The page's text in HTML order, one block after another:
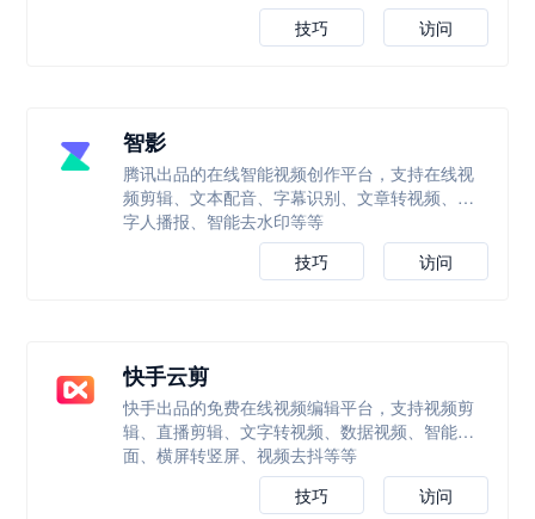
访问
技巧
智影
腾讯出品的在线智能视频创作平台，支持在线视
频剪辑、文本配音、字幕识别、文章转视频、数
字人播报、智能去水印等等
访问
技巧
快手云剪
快手出品的免费在线视频编辑平台，支持视频剪
辑、直播剪辑、文字转视频、数据视频、智能封
面、横屏转竖屏、视频去抖等等
访问
技巧